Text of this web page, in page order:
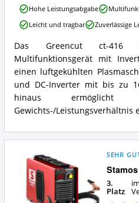
Elektroden-
Schweißgerät
erhältlich?
Greencut
ct-
416
Schweißgerät
Inverter
DC
Kombi
Was
dieses
Elektroden-
Schweißgerät?
Das Greencut ct-416
Multifunktionsgerät mit
einen luftgekühlten
und DC-Inverter mit bis zu
hinaus ermöglicht
Gewichts-/Leistungsverhältnis
Greencut
ct-
416
Inverter
DC
Kombi
Vorteile:
Was
spricht
für
Elektroden-
Hohe Leistungsabgabe
Leicht und tragbar
Zuverlässige
Stamos
SEHR
3.
Platz